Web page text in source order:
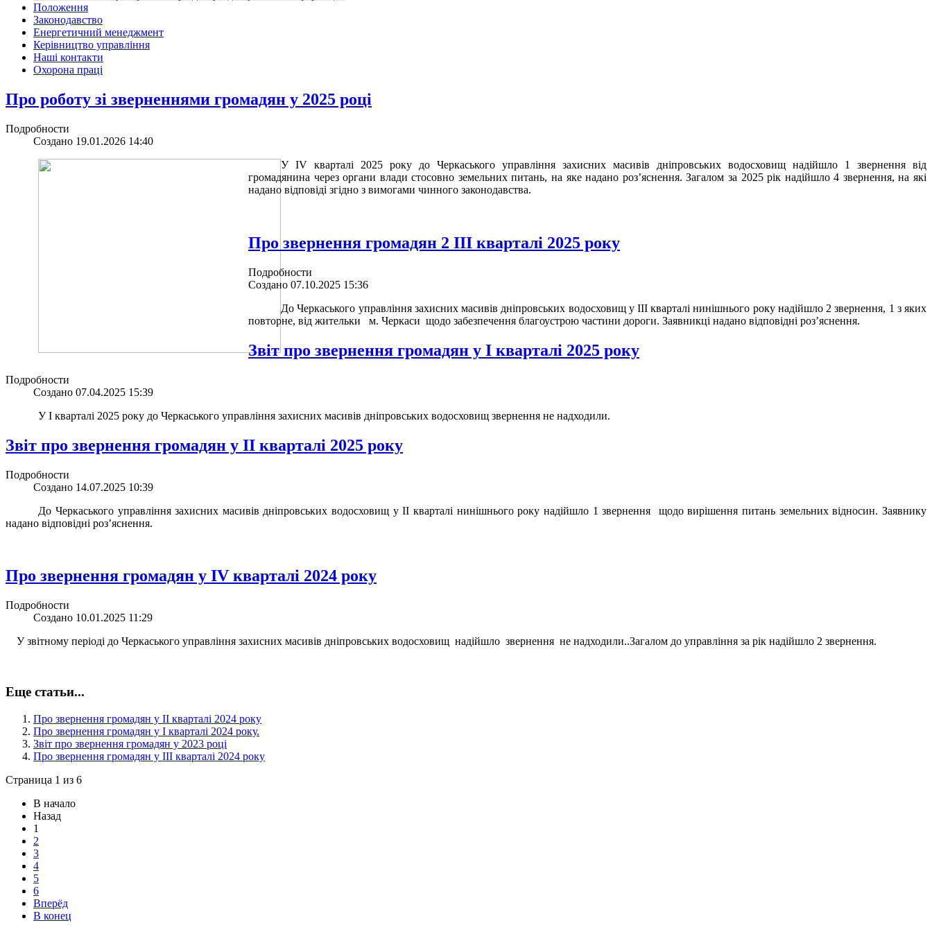
Положення
Законодавство
Енергетичний менеджмент
Керівництво управління
Наші контакти
Охорона праці
Про роботу зі зверненнями громадян у 2025 році
Подробности
Создано 19.01.2026 14:40
УIV кварталі 2025 року до Черкаського управління захисних масивів дніпровських водосховищ надійшло 1 звернення від
громадянина через органи влади стосовно земельних питань, на яке надано роз’яснення. Загалом за 2025 рік надійшло 4 звернення, на які
надано відповіді згідно з вимогами чинного законодавства.
Про звернення громадян 2 ІІІ кварталі 2025 року
Подробности
Создано 07.10.2025 15:36
До Черкаського управління захисних масивів дніпровських водосховищ у ІІІ кварталі нинішнього року надійшло 2 звернення, 1 з яких
повторне, від жительки
м. Черкаси щодо забезпечення благоустрою частини дороги. Заявникці надано відповідні роз’яснення.
Звіт про звернення громадян у І кварталі 2025 року
Подробности
Создано 07.04.2025 15:39
У І кварталі 2025 року до Черкаського управління захисних масивів дніпровських водосховищ звернення не надходили.
Звіт про звернення громадян у ІІ кварталі 2025 року
Подробности
Создано 14.07.2025 10:39
До Черкаського управління захисних масивів дніпровських водосховищ у ІІ кварталі нинішнього року надійшло 1 звернення
щодо вирішення питань земельних відносин. Заявнику
надано відповідні роз’яснення.
Про звернення громадян у ІV кварталі 2024 року
Подробности
Создано 10.01.2025 11:29
У звітному періоді до Черкаського управління захисних масивів дніпровських водосховищ надійшло звернення не надходили..Загалом до управління за рік надійшло 2 звернення.
Еще статьи...
Про звернення громадян у ІІ кварталі 2024 року
Про звернення громадян у І кварталі 2024 року.
Звіт про звернення громадян у 2023 році
Про звернення громадян у ІІІ кварталі 2024 року
Страница 1 из 6
В начало
Назад
1
2
3
4
5
6
Вперёд
В конец